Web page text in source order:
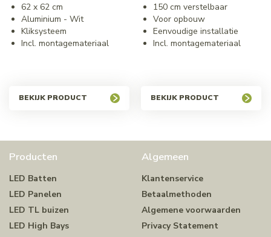
62 x 62 cm
Aluminium - Wit
Kliksysteem
Incl. montagemateriaal
BEKIJK PRODUCT
150 cm verstelbaar
Voor opbouw
Eenvoudige installatie
Incl. montagemateriaal
BEKIJK PRODUCT
Producten
LED Batten
LED Panelen
LED TL buizen
LED High Bays
Algemeen
Klantenservice
Betaalmethoden
Algemene voorwaarden
Privacy Statement